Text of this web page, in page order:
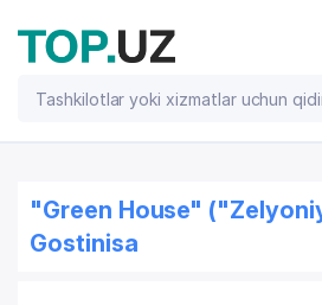
"Green House"
Gostinisa